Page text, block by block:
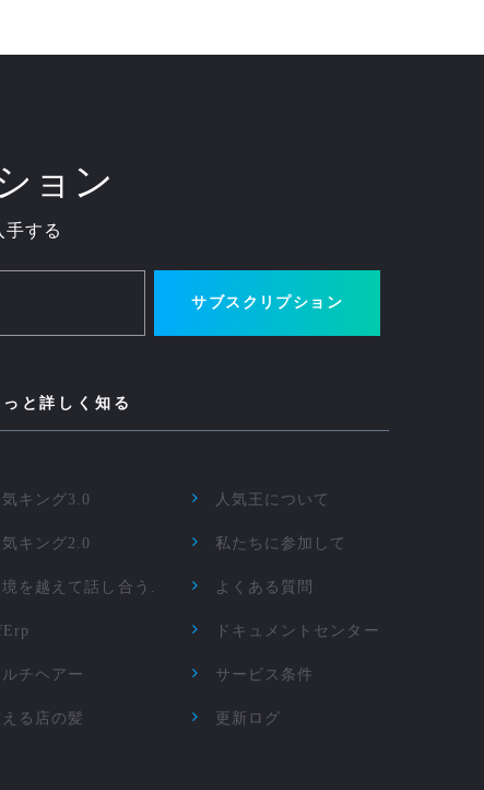
ョン
手する
サブスクリプション
っと詳しく知る
気キング3.0
気キング2.0
境を越えて話し合う.
ルチヘアー
える店の髪
人気王について
私たちに参加して
よくある質問
ドキュメントセンター
サービス条件
更新ログ